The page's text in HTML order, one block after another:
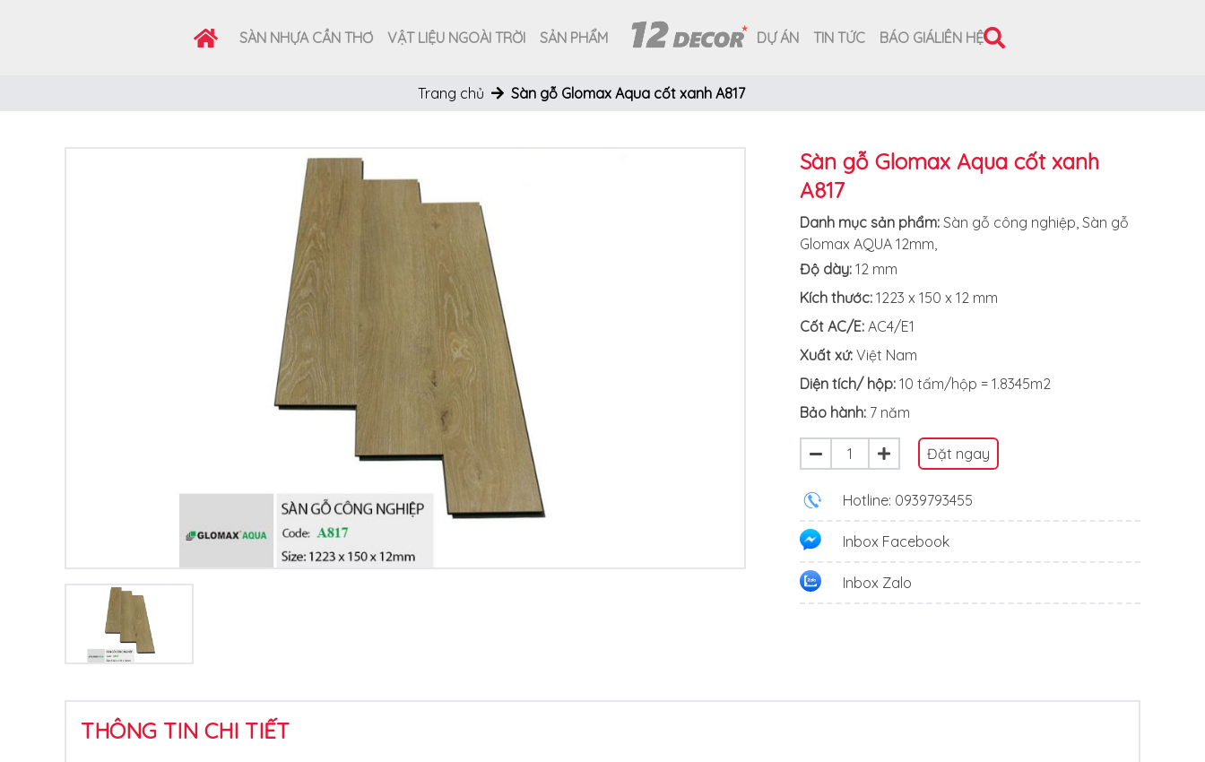
SÀN NHỰA CẦN THƠ VẬT LIỆU NGOÀI TRỜI SẢN PHẨM DỰ ÁN TIN TỨC BÁO GIÁLIÊN HỆ
Trang chủ Sàn gỗ Glomax Aqua cốt xanh A817
Sàn gỗ Glomax Aqua cốt xanh
A817
Danh mục sản phẩm: Sàn gỗ công nghiệp Sàn gỗ
Glomax AQUA 12mm
Độ dày: 12 mm
Kích thước: 1223 x 150 x 12 mm
Cốt AC/E: AC4/E1
Xuất xứ: Việt Nam
Diện tích/ hộp: 10 tấm/hộp = 1.8345m2
Bảo hành: 7 năm
Đặt ngay
Hotline: 0939793455
Inbox Facebook
Inbox Zalo
THÔNG TIN CHI TIẾT